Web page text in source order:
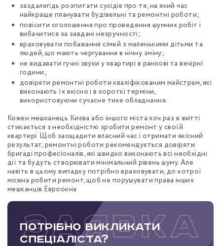
заздалегідь розпитати сусідів про те, на який час
найкраще планувати будівельні та ремонтні роботи;
повісити оголошення про проведення шумних робіт і
вибачитися за завдані незручності;
враховувати побажання сімей з маленькими дітьми та
людей, що мають чергування в нічну зміну;
не видавати гучні звуки у квартирі в ранкові та вечірні
години;
довіряти ремонтні роботи кваліфікованим майстрам, які
виконають їх якісно і в короткі терміни,
використовуючи сучасне тихе обладнання.
Кожен мешканець Києва або іншого міста хоч раз в житті
стикається з необхідністю зробити ремонт у своїй
квартирі. Щоб заощадити власний час і отримати якісний
результат, ремонтні роботи рекомендується довіряти
бригаді професіоналів, які швидко виконають всі необхідні
дії та будуть створювати мінімальний рівень шуму. Але
навіть в цьому випадку потрібно враховувати, до котрої
можна робити ремонт, щоб не порушувати права інших
мешканців.Евроокна
Потрібно викликати
спеціаліста?